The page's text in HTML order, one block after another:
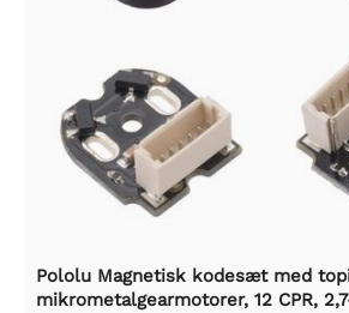
Pololu Magnetisk kodesæt med
mikrometalgearmotorer, 12 CPR,